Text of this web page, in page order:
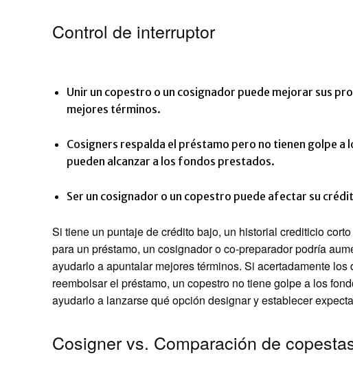
Control de interruptor
Unir un copestro o un cosignador puede mejorar sus
mejores términos.
Cosigners respalda el préstamo pero no tienen golpe
pueden alcanzar a los fondos prestados.
Ser un cosignador o un copestro puede afectar su
Si tiene un puntaje de crédito bajo, un historial crediticio
para un préstamo, un cosignador o co-preparador podría
ayudarlo a apuntalar mejores términos. Si acertadamente
reembolsar el préstamo, un copestro no tiene golpe a los
ayudarlo a lanzarse qué opción designar y establecer
Cosigner vs. Comparación de